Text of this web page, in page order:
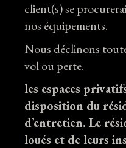
client(s) se
nos équipements.
Nous déclinons
vol ou perte.
les espaces
disposition du
d’entretien. Le
loués et de leurs